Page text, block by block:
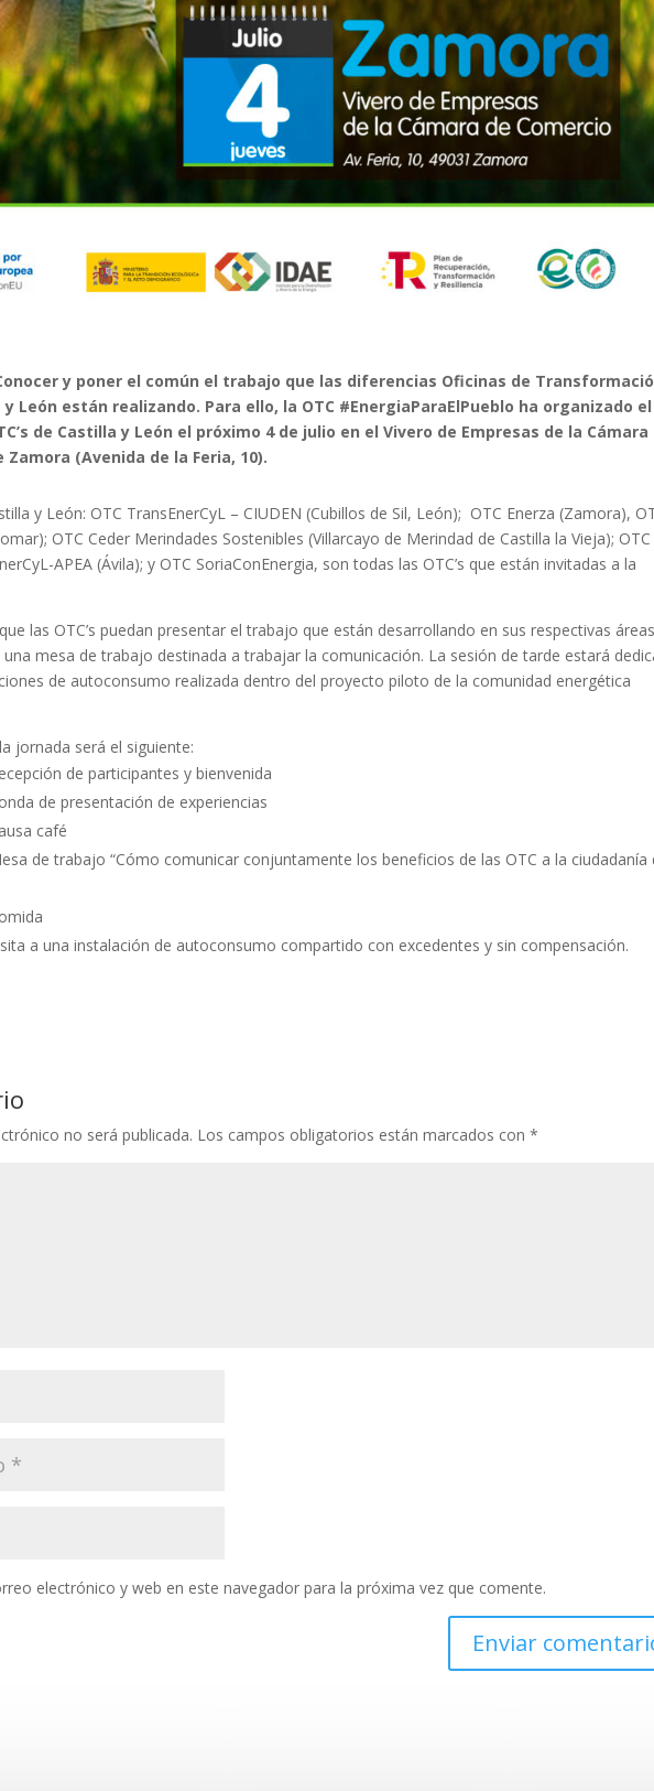
y poner el común el trabajo que las diferencias Oficinas de
León están realizando. Para ello, la OTC #EnergiaParaElPueblo ha organizado el
de Castilla y León el próximo 4 de julio en el Vivero de Empresas de la Cámara
(Avenida de la Feria, 10).
y León: OTC TransEnerCyL – CIUDEN (Cubillos de Sil, León); OTC Enerza (Zamora),
OTC Ceder Merindades Sostenibles (Villarcayo de Merindad de Castilla la Vieja); OTC
APEA (Ávila); y OTC SoriaConEnergia, son todas las OTC’s que están invitadas a la
las OTC’s puedan presentar el trabajo que están desarrollando en sus respectivas
mesa de trabajo destinada a trabajar la comunicación. La sesión de tarde estará
de autoconsumo realizada dentro del proyecto piloto de la comunidad energética
jornada será el siguiente:
de participantes y bienvenida
de presentación de experiencias
café
de trabajo “Cómo comunicar conjuntamente los beneficios de las OTC a la ciudadanía
a una instalación de autoconsumo compartido con excedentes y sin compensación.
no será publicada. Los campos obligatorios están marcados con*
electrónico y web en este navegador para la próxima vez que comente.